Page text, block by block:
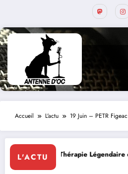
Accueil L'actu 19 Juin – PETR
L'ACTU
Légendaire dimanche 9 à Prayssac